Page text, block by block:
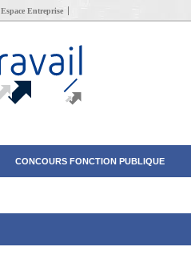
Espace Entreprise
CONCOURS FONCTION PUBLIQUE